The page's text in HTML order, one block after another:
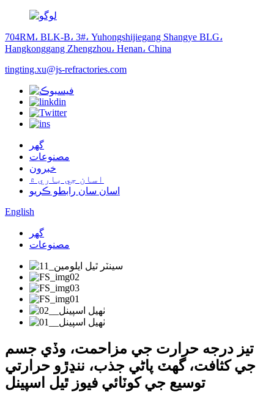
704RM، BLK-B، 3#، Yuhongshijiegang Shangye BLG،
Hangkonggang Zhengzhou، Henan، China
tingting.xu@js-refractories.com
گهر
مصنوعات
خبرون
اسان جي باري ۾
اسان سان رابطو ڪريو
English
گهر
مصنوعات
تيز درجه حرارت جي مزاحمت، وڏي جسم
جي کثافت، گھٽ پاڻي جذب، ننڍڙو حرارتي
توسيع جي کوٽائي فيوز ٿيل اسپينل